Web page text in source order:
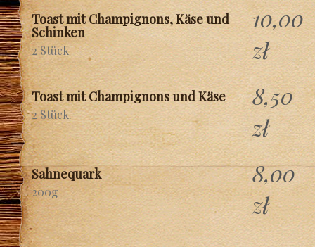
Toast mit Champignons, Käse und
Schinken
2 Stück
10,00
zł
Toast mit Champignons und Käse
2 Stück.
8,50
zł
Sahnequark
200g
8,00
zł